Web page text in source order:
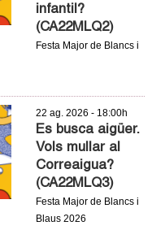
infantil?
(CA22MLQ2)
Festa Major de Blancs i
22 ag. 2026 - 18:00h
Es busca aigüer.
Vols mullar al
Correaigua?
(CA22MLQ3)
Festa Major de Blancs i
Blaus 2026